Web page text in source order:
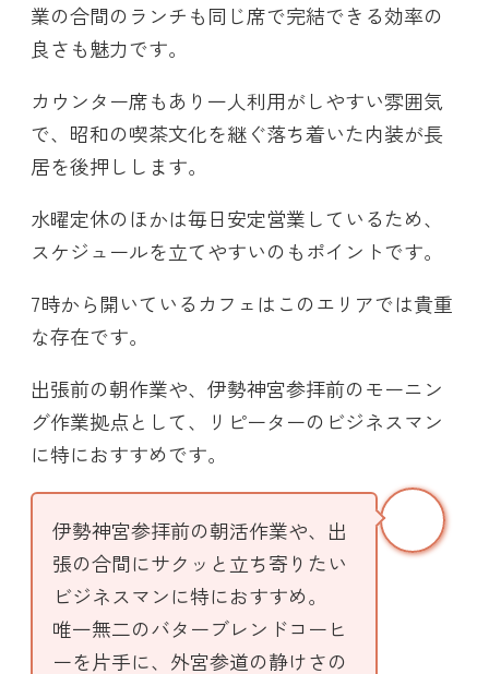
業の合間のランチも同じ席で完結できる効率の
良さも魅力です。
カウンター席もあり一人利用がしやすい雰囲気
で、昭和の喫茶文化を継ぐ落ち着いた内装が長
居を後押しします。
水曜定休のほかは毎日安定営業しているため、
スケジュールを立てやすいのもポイントです。
7時から開いているカフェはこのエリアでは貴重
な存在です。
出張前の朝作業や、伊勢神宮参拝前のモーニン
グ作業拠点として、リピーターのビジネスマン
に特におすすめです。
伊勢神宮参拝前の朝活作業や、出
張の合間にサクッと立ち寄りたい
ビジネスマンに特におすすめ。
唯一無二のバターブレンドコーヒ
ーを片手に、外宮参道の静けさの